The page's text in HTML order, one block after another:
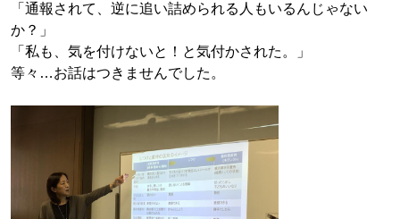
「通報されて、逆に追い詰められる人もいるんじゃない
か？」
「私も、気を付けないと！と気付かされた。」
等々…お話はつきませんでした。